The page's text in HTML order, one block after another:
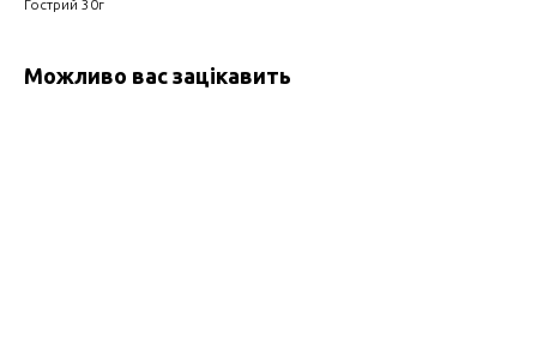
Гострий 30г
Можливо вас зацікавить